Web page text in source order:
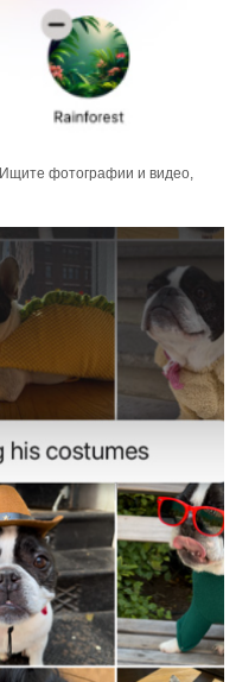
Ищите фотографии и видео,